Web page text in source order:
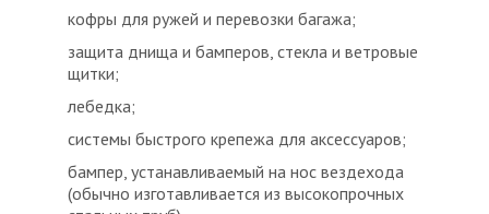
кофры для ружей и перевозки багажа;
защита днища и бамперов, стекла и ветровые
щитки;
лебедка;
системы быстрого крепежа для аксессуаров;
бампер, устанавливаемый на нос вездехода
(обычно изготавливается из высокопрочных